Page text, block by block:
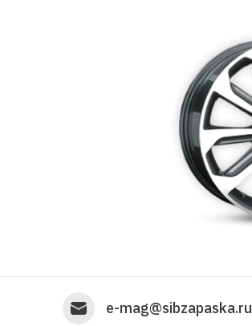
e-mag@sibzapaska.ru